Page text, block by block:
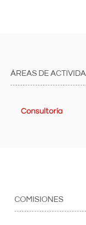
ÁREAS DE
Consultoría
COMISIONES